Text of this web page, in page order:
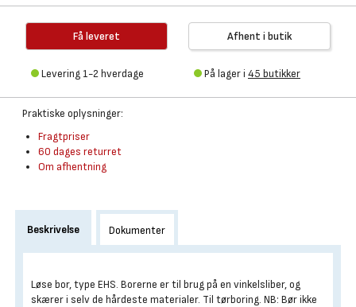
Få leveret
Levering 1-2 hverdage
Afhent i butik
På lager i 45 butikker
Praktiske oplysninger:
Fragtpriser
60 dages returret
Om afhentning
Beskrivelse Dokumenter
Løse bor, type EHS. Borerne er til brug på en vinkelsliber, og
skærer i selv de hårdeste materialer. Til tørboring. NB: Bør ikke